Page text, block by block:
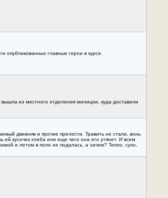
главные герои в курсе.
из местного отделения милиции, куда доставили
движняк и прочие прелести. Травить не стали, вонь
кусочек хлеба или еще чего она его утянет. И всем
и летом в поле не подалась, а зачем? Тепло, сухо,